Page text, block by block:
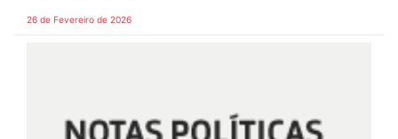
26 de Fevereiro de 2026